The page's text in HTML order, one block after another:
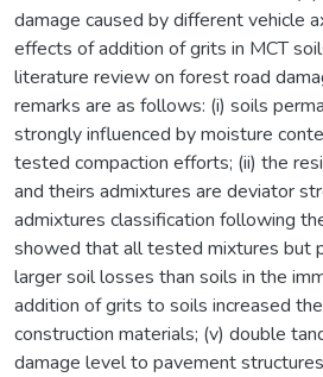
damage caused by different vehicle
effects of addition of grits in MCT
literature review on forest road
remarks are as follows: (i) soils
strongly influenced by moisture
tested compaction efforts; (ii) the
and theirs admixtures are deviator
admixtures classification following
showed that all tested mixtures but
larger soil losses than soils in the
addition of grits to soils increased
construction materials; (v) double
damage level to pavement